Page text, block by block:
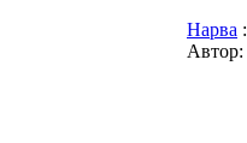
Нарва :
Автор: